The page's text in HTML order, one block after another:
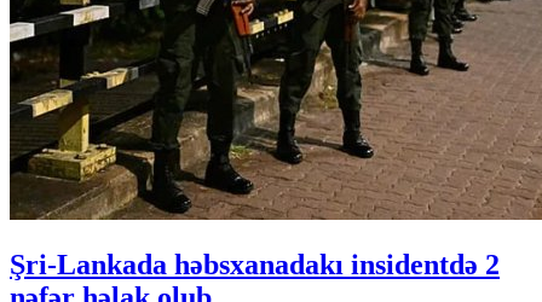
Şri-Lankada həbsxanadakı insidentdə 2